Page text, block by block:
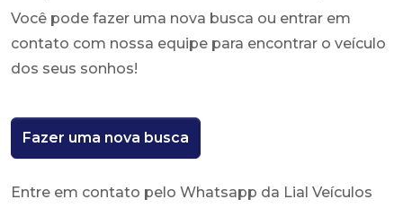
Você pode fazer uma nova busca ou entrar em
contato com nossa equipe para encontrar o veículo
dos seus sonhos!
Fazer uma nova busca
Entre em contato pelo Whatsapp da Lial Veículos